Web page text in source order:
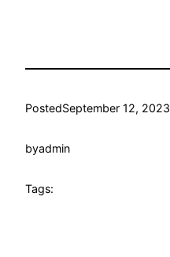
PostedSeptember 12, 2023
byadmin
Tags: